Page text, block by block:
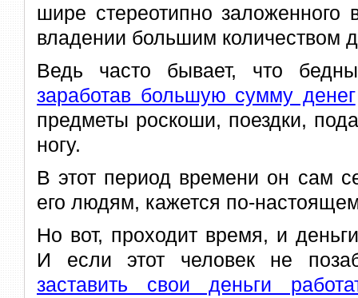
шире стереотипно
владении большим количеством
Ведь часто бывает, что
заработав большую сумму денег
предметы роскоши, поездки,
ногу.
В этот период времени он сам
его людям, кажется по-
Но вот, проходит время, и
И если этот человек не
заставить свои деньги